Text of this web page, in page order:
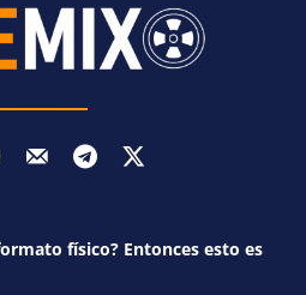
físico? Entonces esto es